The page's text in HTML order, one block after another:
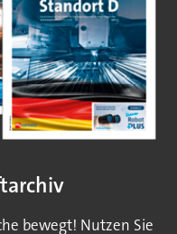
bewegt! Nutzen Sie